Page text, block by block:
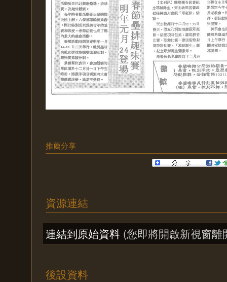
推薦分享
資源連結
連結到原始資料 (您即將開啟新視窗離
後設資料